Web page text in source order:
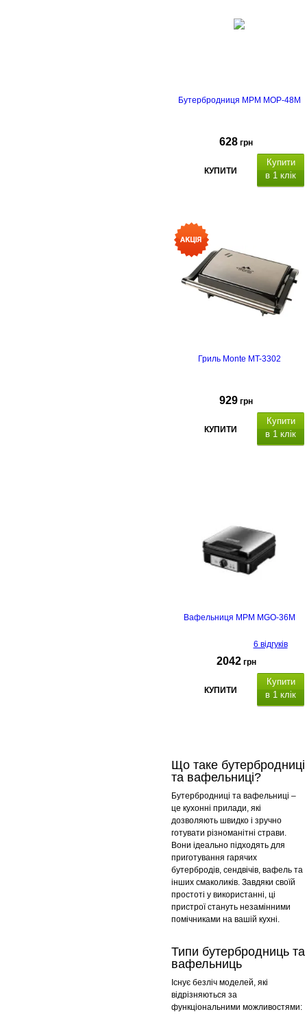
Бутербродниця MPM MOP-48M
628 грн
КУПИТИ
Купити
в 1 клік
Гриль Monte MT-3302
929 грн
КУПИТИ
Купити
в 1 клік
Вафельниця MPM MGO-36M
6 відгуків
2042 грн
КУПИТИ
Купити
в 1 клік
Що таке бутербродниці
та вафельниці?
Бутербродниці та вафельниці –
це кухонні прилади, які
дозволяють швидко і зручно
готувати різноманітні страви.
Вони ідеально підходять для
приготування гарячих
бутербродів, сендвічів, вафель та
інших смаколиків. Завдяки своїй
простоті у використанні, ці
пристрої стануть незамінними
помічниками на вашій кухні.
Типи бутербродниць та
вафельниць
Існує безліч моделей, які
відрізняються за
функціональними можливостями: